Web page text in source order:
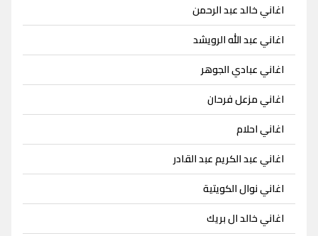
اغاني خالد عبد الرحمن
اغاني عبد الله الرويشد
اغاني عبادي الجوهر
اغاني مزعل فرحان
اغاني احلام
اغاني عبد الكريم عبد القادر
اغاني نوال الكويتية
اغاني خالد ال بريك